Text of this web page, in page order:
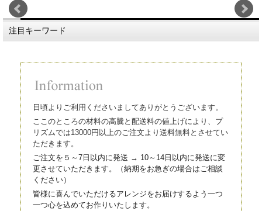
注目キーワード
日頃よりご利用くださいましてありがとうございます。
ここのところの材料の高騰と配送料の値上げにより、プ
リズムでは13000円以上のご注文より送料無料とさせてい
ただきます。
ご注文を５～7日以内に発送 → 10～14日以内に発送に変
更させていただきます。（納期をお急ぎの場合はご相談
ください）
皆様に喜んでいただけるアレンジをお届けするよう一つ
一つ心を込めてお作りいたします。